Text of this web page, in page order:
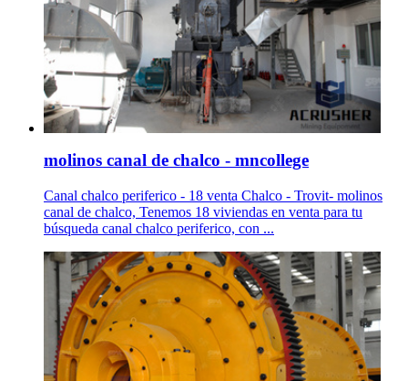
molinos canal de chalco - mncollege
Canal chalco periferico - 18 venta Chalco - Trovit- molinos
canal de chalco, Tenemos 18 viviendas en venta para tu
búsqueda canal chalco periferico, con ...